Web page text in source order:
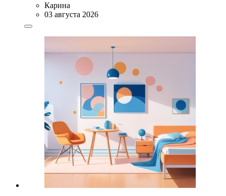
Карина
03 августа 2026